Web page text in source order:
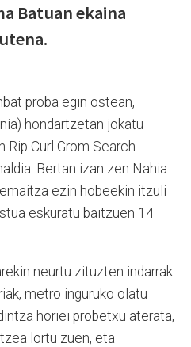
Batuan ekaina
proba egin ostean,
hondartzetan jokatu
Rip Curl Grom Search
Bertan izan zen Nahia
ezin hobeekin itzuli
eskuratu baitzuen 14
neurtu zituzten indarrak
metro inguruko olatu
horiei probetxu aterata,
lortu zuen, eta